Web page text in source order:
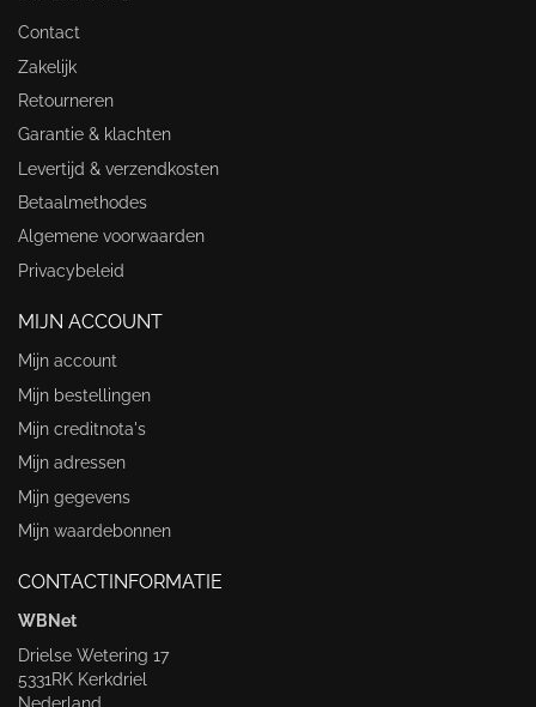
Contact
Zakelijk
Retourneren
Garantie & klachten
Levertijd & verzendkosten
Betaalmethodes
Algemene voorwaarden
Privacybeleid
MIJN ACCOUNT
Mijn account
Mijn bestellingen
Mijn creditnota's
Mijn adressen
Mijn gegevens
Mijn waardebonnen
CONTACTINFORMATIE
WBNet
Drielse Wetering 17
5331RK Kerkdriel